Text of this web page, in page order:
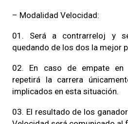
– Modalidad Velocidad:
01. Será a contrarreloj y
quedando de los dos la mejor
02. En caso de empate en
repetirá la carrera
implicados en esta situación.
03. El resultado de los